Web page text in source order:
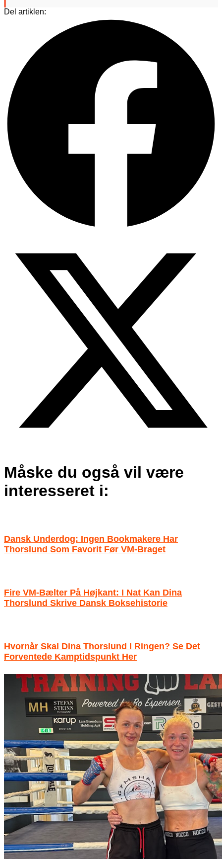
Del artiklen:
Måske du også vil være
interesseret i:
Dansk Underdog: Ingen Bookmakere Har
Thorslund Som Favorit Før VM-Braget
Fire VM-Bælter På Højkant: I Nat Kan Dina
Thorslund Skrive Dansk Boksehistorie
Hvornår Skal Dina Thorslund I Ringen? Se Det
Forventede Kamptidspunkt Her